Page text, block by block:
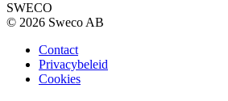
SWECO
© 2026 Sweco AB
Contact
Privacybeleid
Cookies